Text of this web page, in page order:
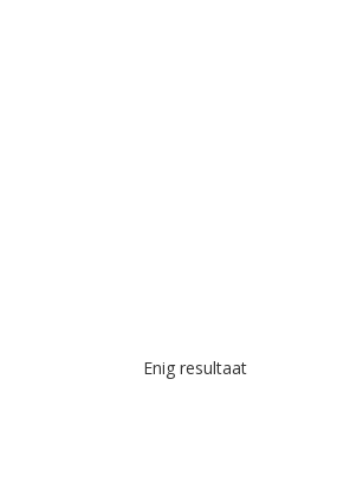
Enig resultaat